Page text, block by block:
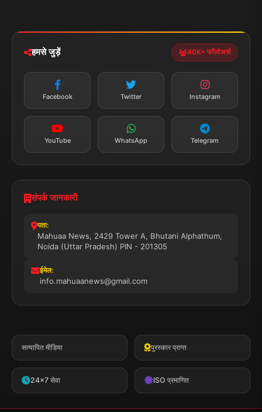
न्यूज़ अलर्ट
सब्सक्राइब करें
हमसे जुड़ें 40K+ फॉलोअर्स
Facebook Twitter Instagram
YouTube WhatsApp Telegram
संपर्क जानकारी
पता:
Mahuaa News, 2429 Tower A, Bhutani Alphathum,
Noida (Uttar Pradesh) PIN - 201305
ईमेल:
info.mahuaanews@gmail.com
सत्यापित मीडिया पुरस्कार प्राप्त
24x7 सेवा ISO प्रमाणित